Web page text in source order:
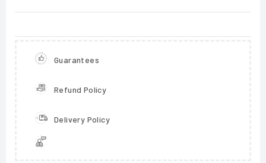
Guarantees
Refund Policy
Delivery Policy